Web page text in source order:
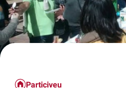
Particiveu